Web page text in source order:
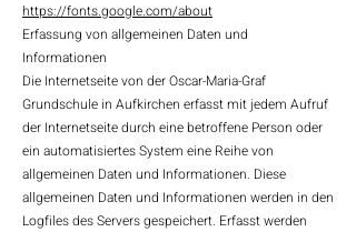
https://fonts.google.com/about
Erfassung von allgemeinen Daten und
Informationen
Die Internetseite von der Oscar-Maria-Graf
Grundschule in Aufkirchen erfasst mit jedem Aufruf
der Internetseite durch eine betroffene Person oder
ein automatisiertes System eine Reihe von
allgemeinen Daten und Informationen. Diese
allgemeinen Daten und Informationen werden in den
Logfiles des Servers gespeichert. Erfasst werden